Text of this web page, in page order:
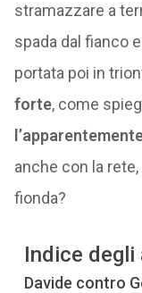
stramazzare a
spada dal fianco
portata poi in
forte, come
anche con la
fionda?
Indice degli
Davide contro